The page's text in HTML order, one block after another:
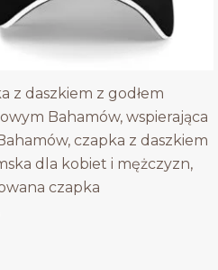
z daszkiem z godłem
Bahamów, wspierająca
czapka z daszkiem
dla kobiet i mężczyzn,
czapka